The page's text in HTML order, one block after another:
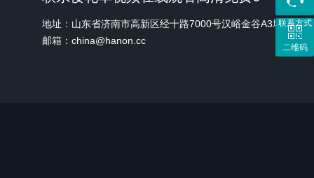
地址：山东省济南市高新区经十路7000号汉峪金谷A3地块1号
邮箱：china@hanon.cc
联系方式
二维码